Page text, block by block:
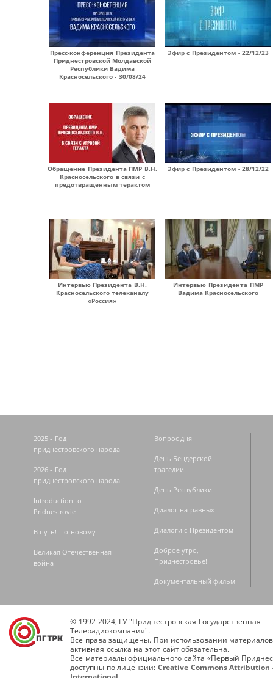
Пресс-конференция Президента
Приднестровской Молдавской
Республики Вадима
Красносельского - 30/08/24
Эфир с Президентом - 22/12/23
Обращение Президента ПМР В.Н.
Красносельского в связи с
предотвращенным терактом
Эфир с Президентом - 28/12/22
Интервью Президента В.Н.
Красносельского телеканалу
«Россия»
Интервью Президента ПМР
Вадима Красносельского
2025 - Год
приднестровского народа
2026 - Год
приднестровского народа
Introduction to
Pridnestrovie
В путь! По-новому
Великая Отечественная
война
Вопрос дня
День Бендерской
трагедии
День Республики
Диалог на равных
Диалоги с Президентом
Доброе утро,
Приднестровье!
Документальный фильм
© 1992-2024, ГУ "Приднестровская Государственная
Телерадиокомпания".
Все права защищены. При использовании
активная ссылка на этот сайт обязательна.
Все материалы официального сайта «Первый
доступны по лицензии: Creative Commons Attribution